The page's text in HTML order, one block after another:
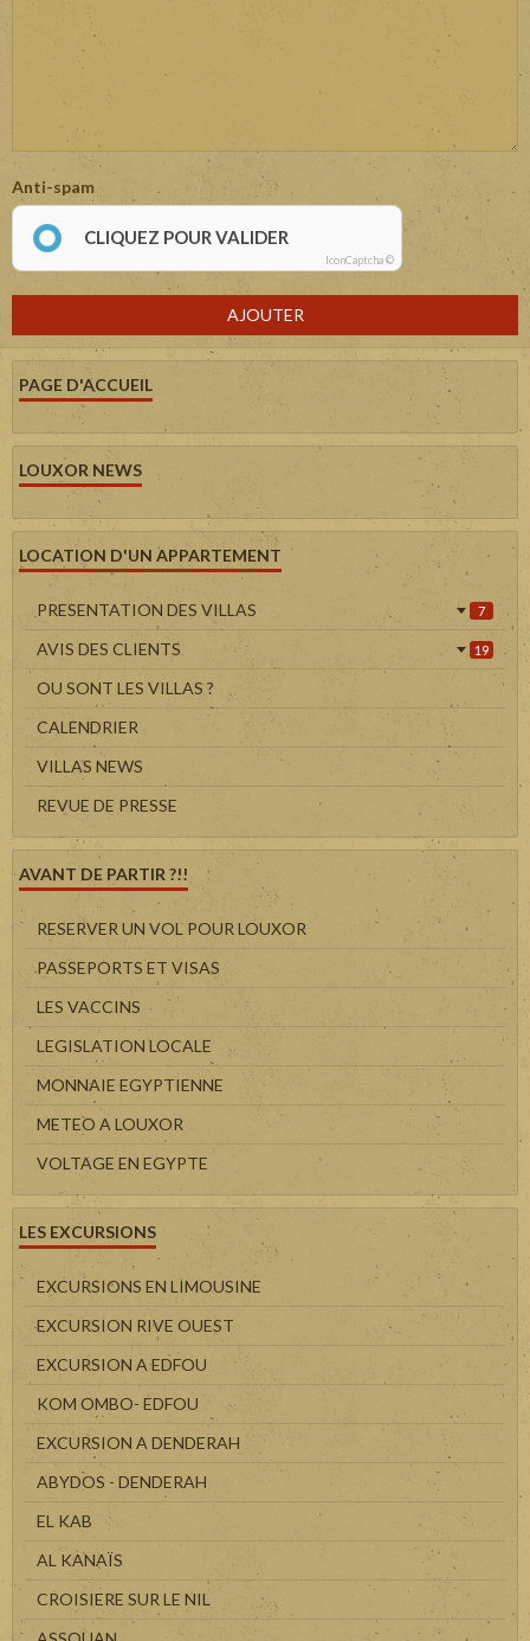
Anti-spam
CLIQUEZ POUR VALIDER
IconCaptcha ©
AJOUTER
PAGE D'ACCUEIL
LOUXOR NEWS
LOCATION D'UN APPARTEMENT
PRESENTATION DES VILLAS 7
AVIS DES CLIENTS 19
OU SONT LES VILLAS ?
CALENDRIER
VILLAS NEWS
REVUE DE PRESSE
AVANT DE PARTIR ?!!
RESERVER UN VOL POUR LOUXOR
PASSEPORTS ET VISAS
LES VACCINS
LEGISLATION LOCALE
MONNAIE EGYPTIENNE
METEO A LOUXOR
VOLTAGE EN EGYPTE
LES EXCURSIONS
EXCURSIONS EN LIMOUSINE
EXCURSION RIVE OUEST
EXCURSION A EDFOU
KOM OMBO- EDFOU
EXCURSION A DENDERAH
ABYDOS - DENDERAH
EL KAB
AL KANAÏS
CROISIERE SUR LE NIL